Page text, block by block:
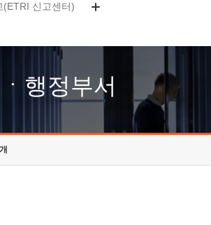
(ETRI 신고센터)
현황 행정부서